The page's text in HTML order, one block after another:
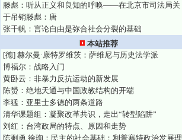
滕彪：听从正义和良知的呼唤——在北京市司法局关
于吊销滕彪：唐
张千帆：言论自由是弥合社会分裂的基础
本站推荐
[德] 赫尔曼·康特罗维茨：萨维尼与历史法学派
博福尔：战略入门
黄卧云：非暴力反抗运动的新发展
陈赟：绝地天通与中国政教结构的开端
李猛：亚里士多德的两条道路
清华课题组：凝聚改革共识，走出“转型陷阱”
刘红：台湾政局的特点、原因和走势
陈剩勇 徐珣：民主的社会基础：利普塞特政治发展理